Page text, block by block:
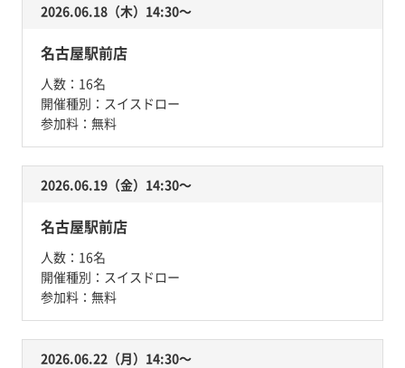
2026.06.18（木）14:30〜
名古屋駅前店
人数： 16名
開催種別： スイスドロー
参加料： 無料
2026.06.19（金）14:30〜
名古屋駅前店
人数： 16名
開催種別： スイスドロー
参加料： 無料
2026.06.22（月）14:30〜